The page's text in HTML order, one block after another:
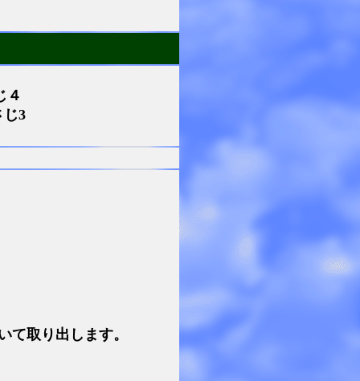
４
じ3
て取り出します。